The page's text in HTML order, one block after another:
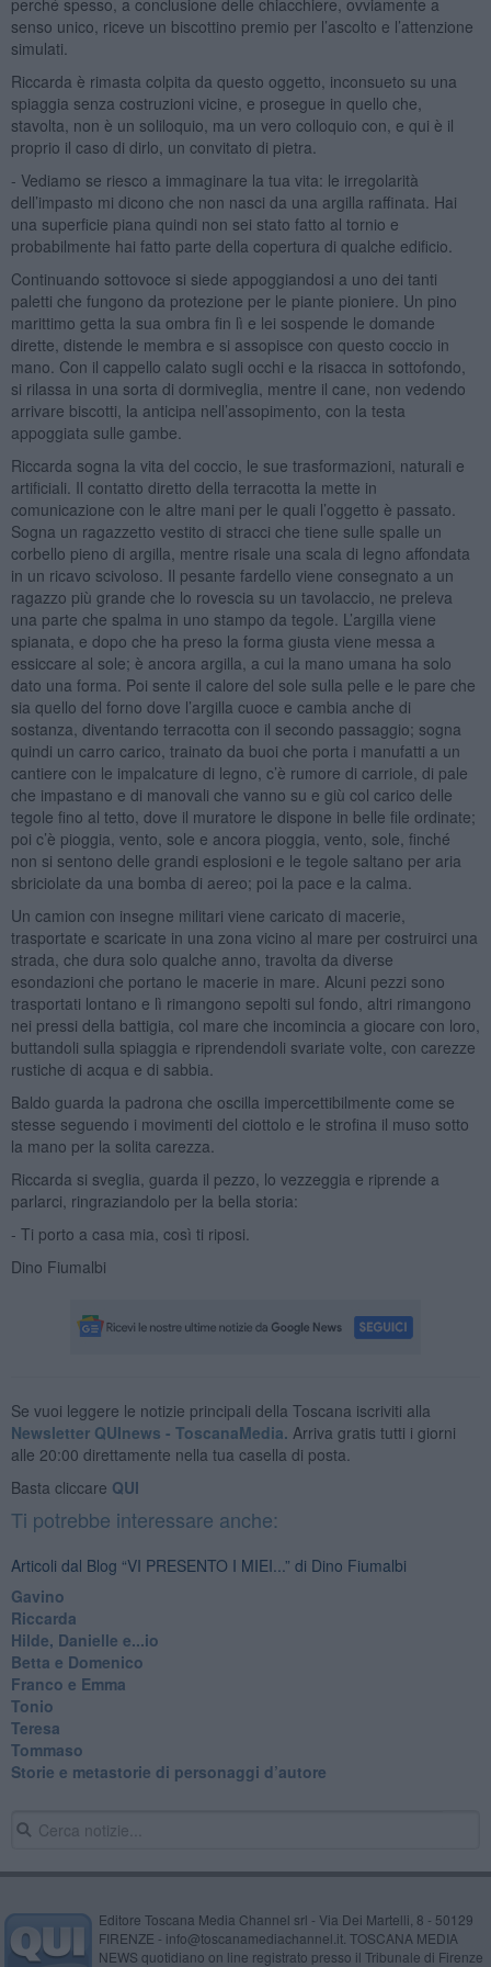
senso unico, riceve un biscottino premio per l’ascolto e l’attenzione
simulati.
Riccarda è rimasta colpita da questo oggetto, inconsueto su una
spiaggia senza costruzioni vicine, e prosegue in quello che,
stavolta, non è un soliloquio, ma un vero colloquio con, e qui è il
proprio il caso di dirlo, un convitato di pietra.
- Vediamo se riesco a immaginare la tua vita: le irregolarità
dell’impasto mi dicono che non nasci da una argilla raffinata. Hai
una superficie piana quindi non sei stato fatto al tornio e
probabilmente hai fatto parte della copertura di qualche edificio.
Continuando sottovoce si siede appoggiandosi a uno dei tanti
paletti che fungono da protezione per le piante pioniere. Un pino
marittimo getta la sua ombra fin lì e lei sospende le domande
dirette, distende le membra e si assopisce con questo coccio in
mano. Con il cappello calato sugli occhi e la risacca in sottofondo,
si rilassa in una sorta di dormiveglia, mentre il cane, non vedendo
arrivare biscotti, la anticipa nell’assopimento, con la testa
appoggiata sulle gambe.
Riccarda sogna la vita del coccio, le sue trasformazioni, naturali e
artificiali. Il contatto diretto della terracotta la mette in
comunicazione con le altre mani per le quali l’oggetto è passato.
Sogna un ragazzetto vestito di stracci che tiene sulle spalle un
corbello pieno di argilla, mentre risale una scala di legno affondata
in un ricavo scivoloso. Il pesante fardello viene consegnato a un
ragazzo più grande che lo rovescia su un tavolaccio, ne preleva
una parte che spalma in uno stampo da tegole. L’argilla viene
spianata, e dopo che ha preso la forma giusta viene messa a
essiccare al sole; è ancora argilla, a cui la mano umana ha solo
dato una forma. Poi sente il calore del sole sulla pelle e le pare che
sia quello del forno dove l’argilla cuoce e cambia anche di
sostanza, diventando terracotta con il secondo passaggio; sogna
quindi un carro carico, trainato da buoi che porta i manufatti a un
cantiere con le impalcature di legno, c’è rumore di carriole, di pale
che impastano e di manovali che vanno su e giù col carico delle
tegole fino al tetto, dove il muratore le dispone in belle file ordinate;
poi c’è pioggia, vento, sole e ancora pioggia, vento, sole, finché
non si sentono delle grandi esplosioni e le tegole saltano per aria
sbriciolate da una bomba di aereo; poi la pace e la calma.
Un camion con insegne militari viene caricato di macerie,
trasportate e scaricate in una zona vicino al mare per costruirci una
strada, che dura solo qualche anno, travolta da diverse
esondazioni che portano le macerie in mare. Alcuni pezzi sono
trasportati lontano e lì rimangono sepolti sul fondo, altri rimangono
nei pressi della battigia, col mare che incomincia a giocare con loro,
buttandoli sulla spiaggia e riprendendoli svariate volte, con carezze
rustiche di acqua e di sabbia.
Baldo guarda la padrona che oscilla impercettibilmente come se
stesse seguendo i movimenti del ciottolo e le strofina il muso sotto
la mano per la solita carezza.
Riccarda si sveglia, guarda il pezzo, lo vezzeggia e riprende a
parlarci, ringraziandolo per la bella storia:
- Ti porto a casa mia, così ti riposi.
Dino Fiumalbi
Se vuoi leggere le notizie principali della Toscana iscriviti alla
Newsletter QUInews - ToscanaMedia. Arriva gratis tutti i giorni
alle 20:00 direttamente nella tua casella di posta.
Basta cliccare QUI
Ti potrebbe interessare anche:
Articoli dal Blog “VI PRESENTO I MIEI...” di Dino Fiumalbi
Gavino
Riccarda
Hilde, Danielle e...io
Betta e Domenico
​Franco e Emma
Tonio
Teresa
Tommaso
​Storie e metastorie di personaggi d’autore
Editore Toscana Media Channel srl - Via Dei Martelli, 8 - 50129
FIRENZE - info@toscanamediachannel.it. TOSCANA MEDIA
NEWS quotidiano on line registrato presso il Tribunale di Firenze